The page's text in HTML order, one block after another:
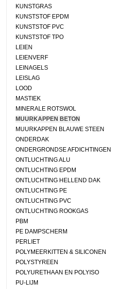
KUNSTGRAS
KUNSTSTOF EPDM
KUNSTSTOF PVC
KUNSTSTOF TPO
LEIEN
LEIENVERF
LEINAGELS
LEISLAG
LOOD
MASTIEK
MINERALE ROTSWOL
MUURKAPPEN BETON
MUURKAPPEN BLAUWE STEEN
ONDERDAK
ONDERGRONDSE AFDICHTINGEN
ONTLUCHTING ALU
ONTLUCHTING EPDM
ONTLUCHTING HELLEND DAK
ONTLUCHTING PE
ONTLUCHTING PVC
ONTLUCHTING ROOKGAS
PBM
PE DAMPSCHERM
PERLIET
POLYMEERKITTEN & SILICONEN
POLYSTYREEN
POLYURETHAAN EN POLYISO
PU-LIJM